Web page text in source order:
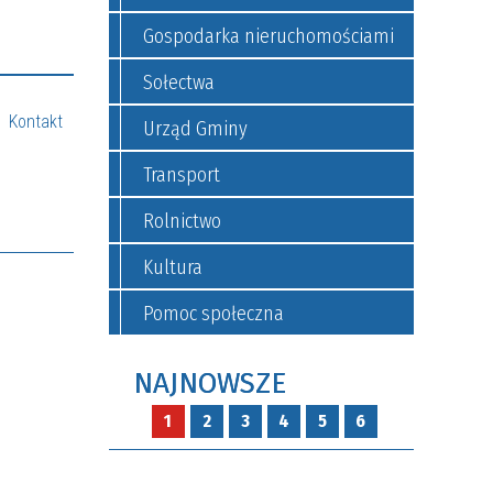
Kontakt
Gospodarka nieruchomościami
Sołectwa
Urząd Gminy
Transport
Rolnictwo
Kultura
Pomoc społeczna
NAJNOWSZE
1 2 3 4 5 6